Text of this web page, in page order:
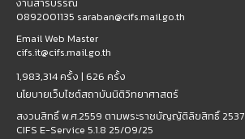
งานสารบรรณ
0892001135 saraban@cifs.mail.go.th
Email Web Master
cifs.it@cifs.mail.go.th
1,983,314 ครั้ง | 626 ครั้ง
นโยบายเว็บไซต์สถาบันนิติวิทยาศาสตร์
สงวนสิทธิ์ พ.ศ.2559 ตามพระราชบัญญัติลิขสิทธิ์ 2537
CIFS E-Service 5.1.8 25/09/25